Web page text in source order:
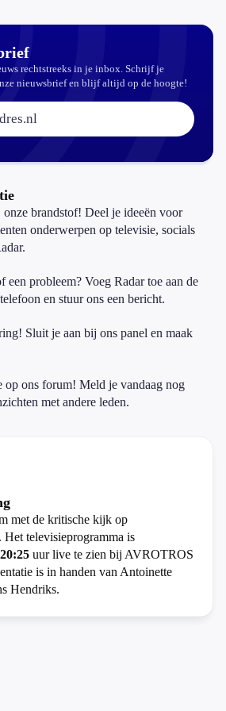
rechtstreeks in je inbox. Schrijf je
nieuwsbrief en blijf altijd op de hoogte!
onze brandstof! Deel je ideeën voor
onderwerpen op televisie, socials
een probleem? Voeg Radar toe aan de
en stuur ons een bericht.
Sluit je aan bij ons panel en maak
op ons forum! Meld je vandaag nog
met andere leden.
met de kritische kijk op
Het televisieprogramma is
uur live te zien bij AVROTROS
is in handen van Antoinette
Hendriks.